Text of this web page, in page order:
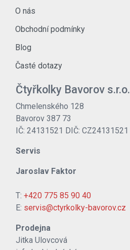
O nás
Obchodní podmínky
Blog
Časté dotazy
Čtyřkolky Bavorov s.r.o.
Chmelenského 128
Bavorov 387 73
IČ: 24131521 DIČ: CZ24131521
Servis
Jaroslav Faktor
T: +420 775 85 90 40
E: servis@ctyrkolky-bavorov.cz
Prodejna
Jitka Ulovcová